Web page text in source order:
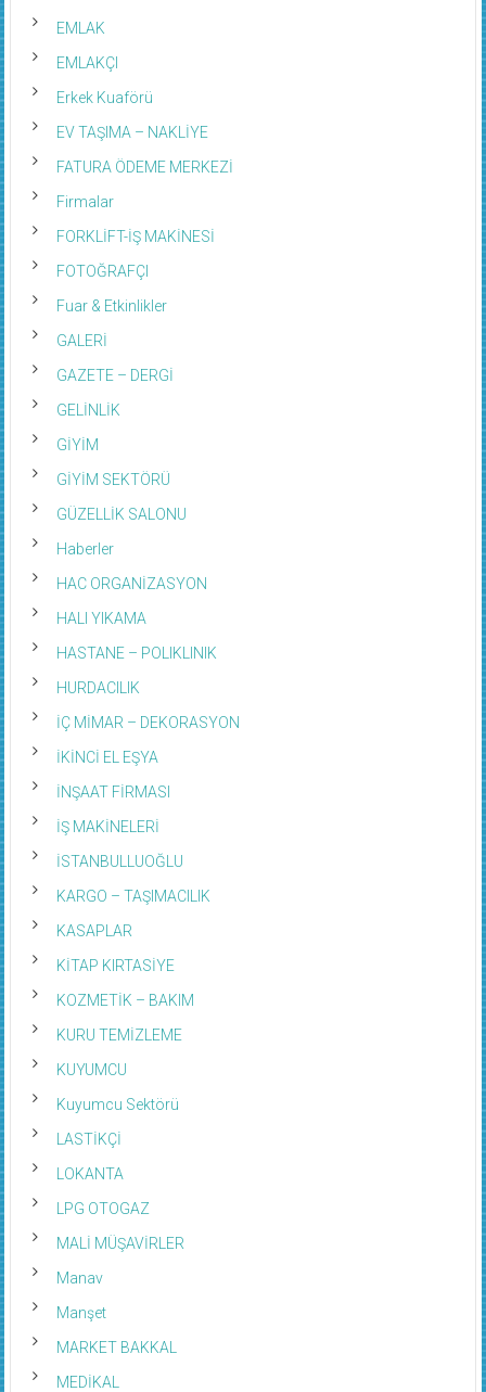
EMLAK
EMLAKÇI
Erkek Kuaförü
EV TAŞIMA – NAKLİYE
FATURA ÖDEME MERKEZİ
Firmalar
FORKLİFT-İŞ MAKİNESİ
FOTOĞRAFÇI
Fuar & Etkinlikler
GALERİ
GAZETE – DERGİ
GELİNLİK
GİYİM
GİYİM SEKTÖRÜ
GÜZELLİK SALONU
Haberler
HAC ORGANİZASYON
HALI YIKAMA
HASTANE – POLIKLINIK
HURDACILIK
İÇ MİMAR – DEKORASYON
İKİNCİ EL EŞYA
İNŞAAT FİRMASI
İŞ MAKİNELERİ
İSTANBULLUOĞLU
KARGO – TAŞIMACILIK
KASAPLAR
KİTAP KIRTASİYE
KOZMETİK – BAKIM
KURU TEMİZLEME
KUYUMCU
Kuyumcu Sektörü
LASTİKÇİ
LOKANTA
LPG OTOGAZ
MALİ MÜŞAVİRLER
Manav
Manşet
MARKET BAKKAL
MEDİKAL